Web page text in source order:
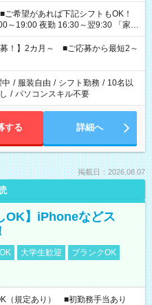
夜勤 16:30～翌9:30 「家族
を持って夕飯の準備がしたい」
」 など、ご希望を教えてください
時間。 合計で週40時間を超える場
募！】2カ月～ ■ご応募から最短2～
/ 服装自由 / シフト勤務 / 10名以
/ パソコンスキル不要
する 詳細へ
掲載日：2026.08.07
OK】iPhoneなどス
大学生歓迎
ブランクOK
（規定あり） ■初勤務手当あり